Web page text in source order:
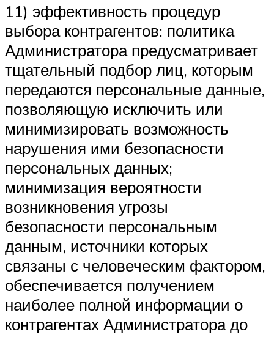
11) эффективность процедур
выбора контрагентов: политика
Администратора предусматривает
тщательный подбор лиц, которым
передаются персональные данные,
позволяющую исключить или
минимизировать возможность
нарушения ими безопасности
персональных данных;
минимизация вероятности
возникновения угрозы
безопасности персональным
данным, источники которых
связаны с человеческим фактором,
обеспечивается получением
наиболее полной информации о
контрагентах Администратора до